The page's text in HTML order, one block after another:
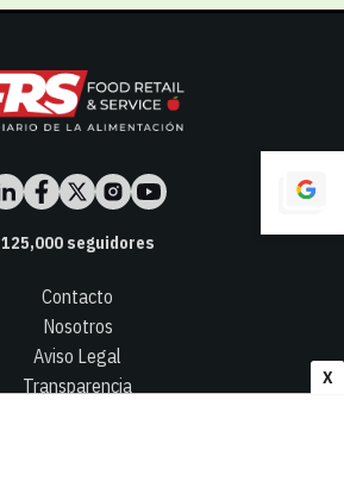
X
125,000seguidores
Contacto
Nosotros
Aviso Legal
Transparencia